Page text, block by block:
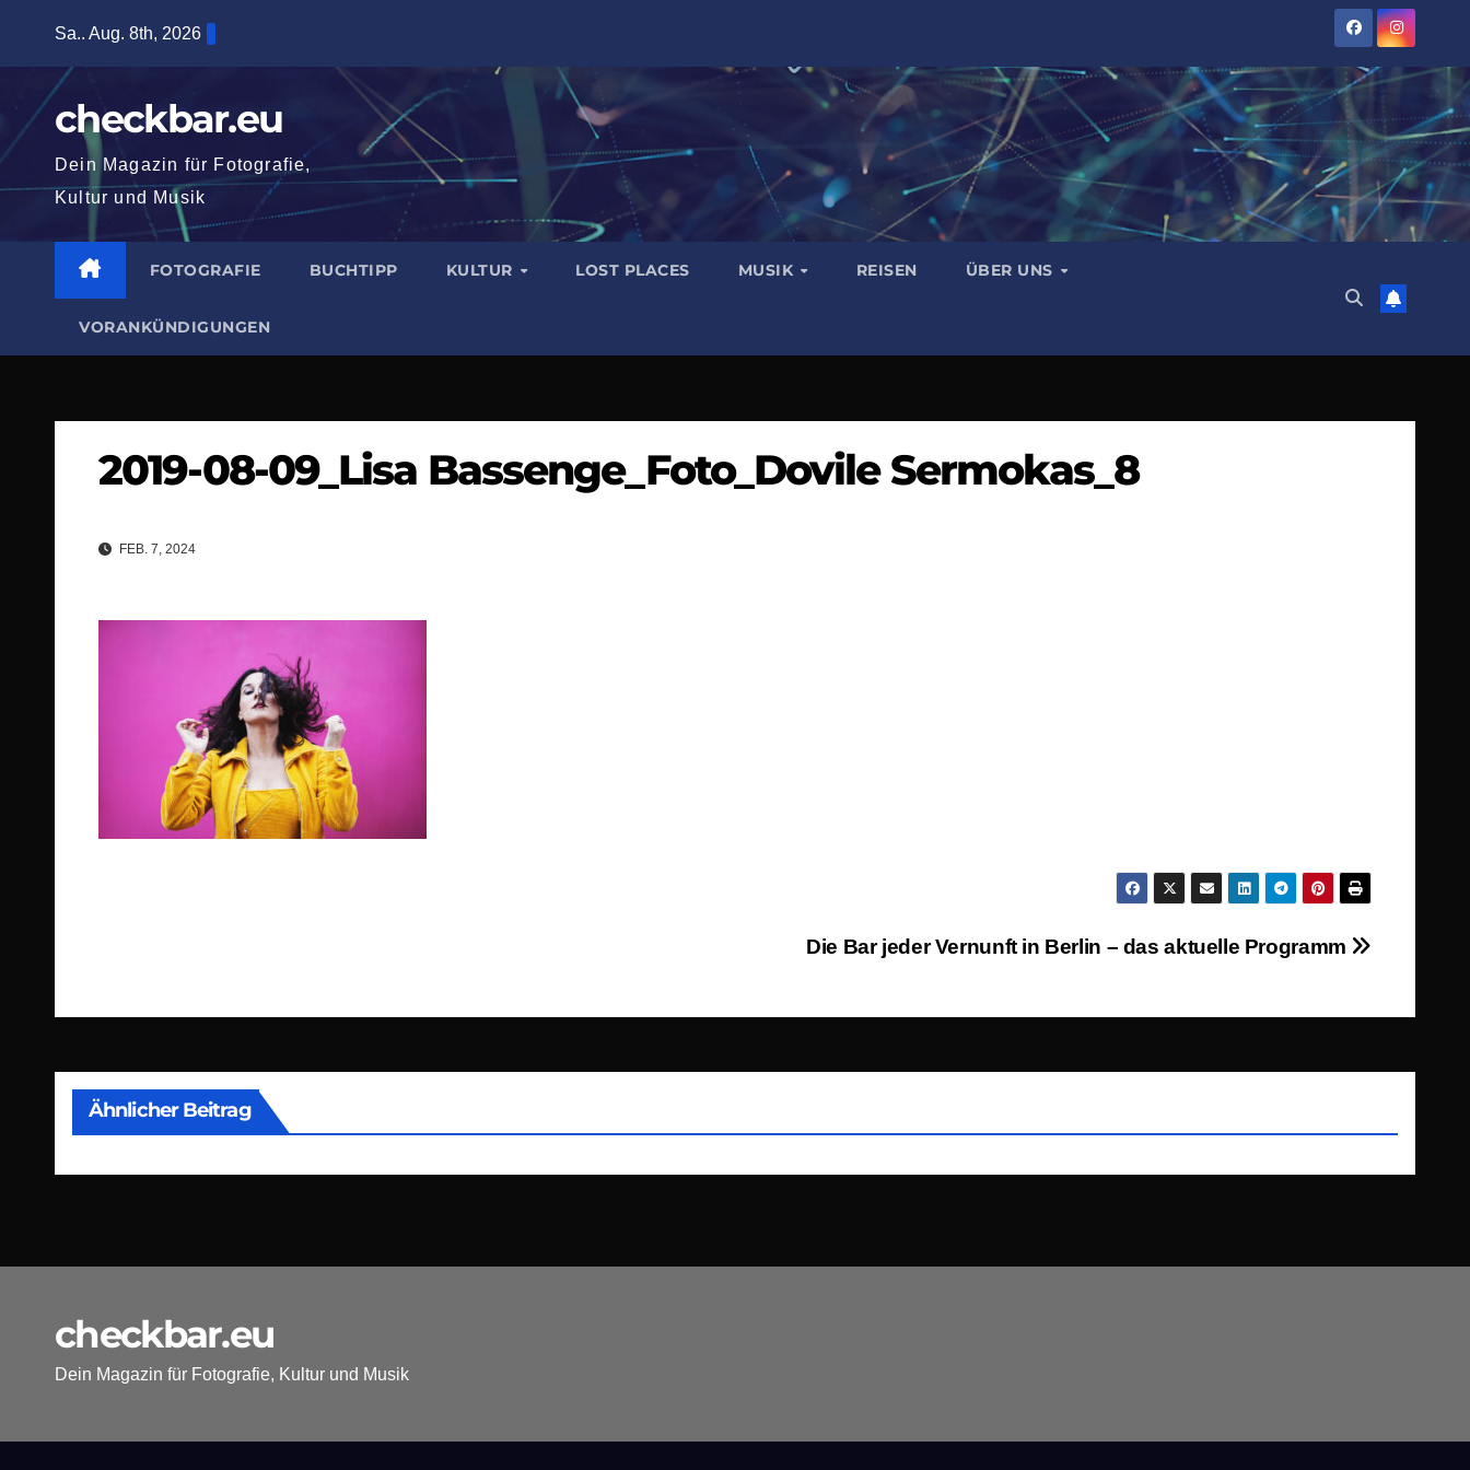
springen
Sa.. Aug. 8th, 2026
checkbar.eu
Dein Magazin für Fotografie,
Kultur und Musik
FOTOGRAFIE BUCHTIPP KULTUR LOST PLACES MUSIK REISEN ÜBER UNS
VORANKÜNDIGUNGEN
2019-08-09_Lisa Bassenge_Foto_Dovile Sermokas_8
FEB. 7, 2024
Die Bar jeder Vernunft in Berlin – das aktuelle Programm
Ähnlicher Beitrag
checkbar.eu
Dein Magazin für Fotografie, Kultur und Musik